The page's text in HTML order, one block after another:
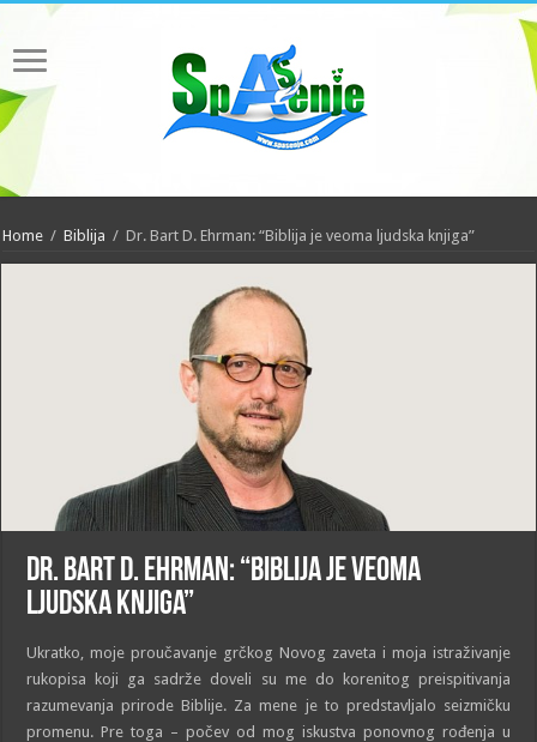
Home / Biblija / Dr. Bart D. Ehrman: “Biblija je veoma ljudska knjiga”
Dr. Bart D. Ehrman: “Biblija je veoma
ljudska knjiga”
Ukratko, moje proučavanje grčkog Novog zaveta i moja istraživanje
rukopisa koji ga sadrže doveli su me do korenitog preispitivanja
razumevanja prirode Biblije. Za mene je to predstavljalo seizmičku
promenu. Pre toga – počev od mog iskustva ponovnog rođenja u